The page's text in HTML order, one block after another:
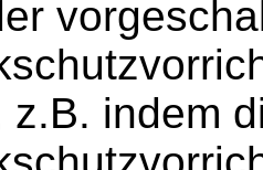
z.B. indem